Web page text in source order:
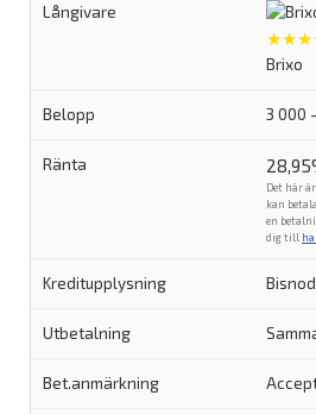
Brixo
3 000
Det här
kan
en
dig till